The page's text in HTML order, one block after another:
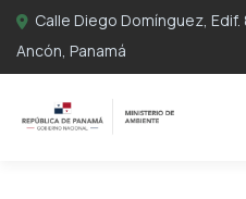
Calle Diego Domínguez,
Ancón, Panamá